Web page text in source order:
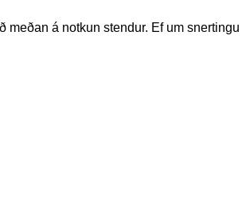
á notkun stendur. Ef um snertingu